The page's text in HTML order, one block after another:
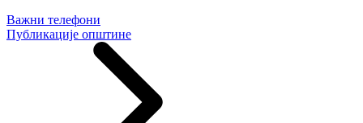
Важни телефони
Публикације општине